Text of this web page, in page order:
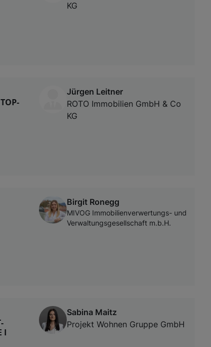
KG
Jürgen Leitner
ROTO Immobilien GmbH & Co
KG
Birgit Ronegg
MIVOG Immobilienverwertungs- und
Verwaltungsgesellschaft m.b.H.
I
Sabina Maitz
Projekt Wohnen Gruppe GmbH